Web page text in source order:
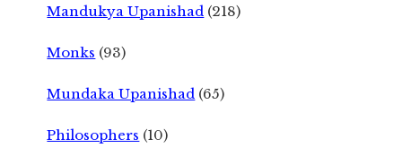
Mandukya Upanishad (218)
Monks (93)
Mundaka Upanishad (65)
Philosophers (10)